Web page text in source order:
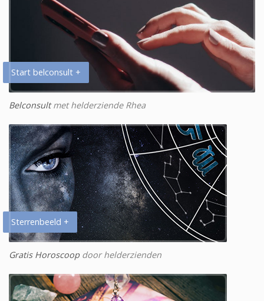
Start belconsult +
Belconsultmet helderziende Rhea
Sterrenbeeld +
Gratis Horoscoopdoor helderzienden